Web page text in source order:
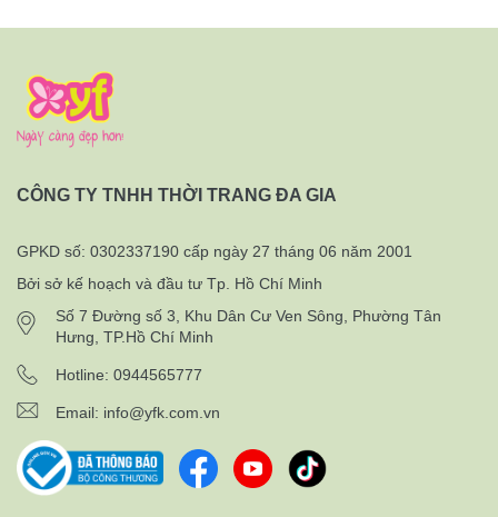
CÔNG TY TNHH THỜI TRANG ĐA GIA
GPKD số: 0302337190 cấp ngày 27 tháng 06 năm 2001
Bởi sở kế hoạch và đầu tư Tp. Hồ Chí Minh
Số 7 Đường số 3, Khu Dân Cư Ven Sông, Phường Tân
Hưng, TP.Hồ Chí Minh
Hotline: 0944565777
Email: info@yfk.com.vn